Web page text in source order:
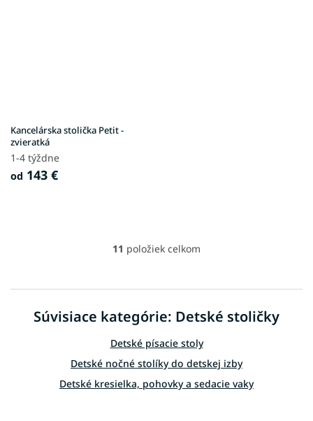
Kancelárska stolička Petit -
zvieratká
1-4 týždne
od 143 €
O
á
d
a
i
e
p
r
11 položiek celkom
Súvisiace kategórie: Detské stoličky
Detské písacie stoly
Detské nočné stolíky do detskej izby
Detské kresielka, pohovky a sedacie vaky